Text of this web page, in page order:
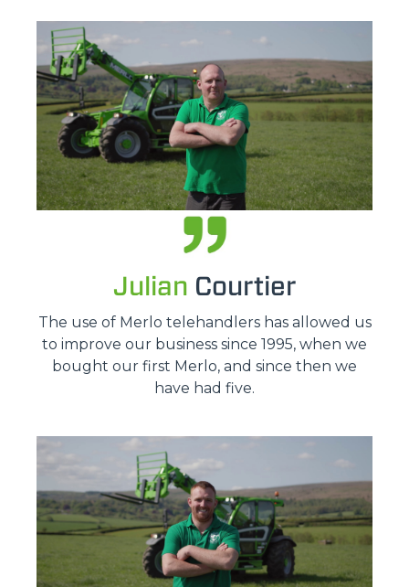
Julian Courtier
The use of Merlo telehandlers has allowed us
to improve our business since 1995, when we
bought our first Merlo, and since then we
have had five.